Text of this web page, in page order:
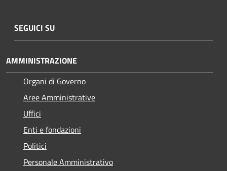
SEGUICI SU
AMMINISTRAZIONE
Organi di Governo
Aree Amministrative
Uffici
Enti e fondazioni
Politici
Personale Amministrativo